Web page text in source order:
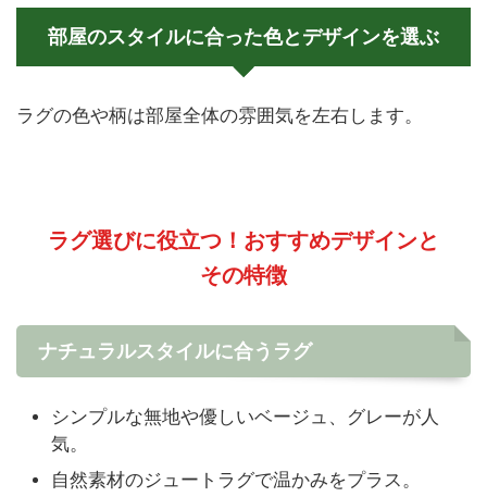
部屋のスタイルに合った色とデザインを選ぶ
ラグの色や柄は部屋全体の雰囲気を左右します。
ラグ選びに役立つ！おすすめデザインと
その特徴
ナチュラルスタイルに合うラグ
シンプルな無地や優しいベージュ、グレーが人
気。
自然素材のジュートラグで温かみをプラス。